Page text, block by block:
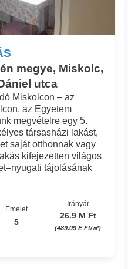
megye, Miskolc,
utca
Miskolcon – az
az Egyetem
megvételre egy 5.
társasházi lakást,
saját otthonnak vagy
kifejezetten világos
tájolásának
Emelet
5
Irányár
26.9 M Ft
(489.09 E Ft/㎡)